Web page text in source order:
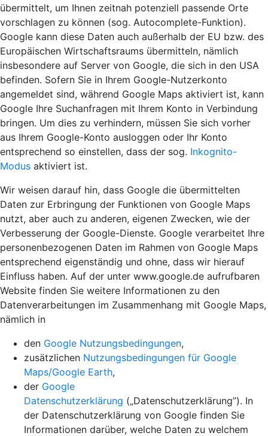
übermittelt, um Ihnen zeitnah potenziell passende Orte
vorschlagen zu können (sog. Autocomplete-Funktion).
Google kann diese Daten auch außerhalb der EU bzw. des
Europäischen Wirtschaftsraums übermitteln, nämlich
insbesondere auf Server von Google, die sich in den USA
befinden. Sofern Sie in Ihrem Google-Nutzerkonto
angemeldet sind, während Google Maps aktiviert ist, kann
Google Ihre Suchanfragen mit Ihrem Konto in Verbindung
bringen. Um dies zu verhindern, müssen Sie sich vorher
aus Ihrem Google-Konto ausloggen oder Ihr Konto
entsprechend so einstellen, dass der sog. Inkognito-
Modus aktiviert ist.
Wir weisen darauf hin, dass Google die übermittelten
Daten zur Erbringung der Funktionen von Google Maps
nutzt, aber auch zu anderen, eigenen Zwecken, wie der
Verbesserung der Google-Dienste. Google verarbeitet Ihre
personenbezogenen Daten im Rahmen von Google Maps
entsprechend eigenständig und ohne, dass wir hierauf
Einfluss haben. Auf der unter www.google.de aufrufbaren
Website finden Sie weitere Informationen zu den
Datenverarbeitungen im Zusammenhang mit Google Maps,
nämlich in
den Google Nutzungsbedingungen,
zusätzlichen Nutzungsbedingungen für Google
Maps/Google Earth,
der Google
Datenschutzerklärung („Datenschutzerklärung”). In
der Datenschutzerklärung von Google finden Sie
Informationen darüber, welche Daten zu welchem